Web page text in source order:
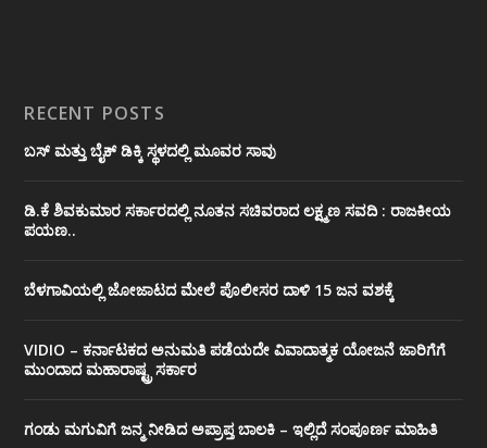
RECENT POSTS
ಬಸ್ ಮತ್ತು ಬೈಕ್ ಡಿಕ್ಕಿ ಸ್ಥಳದಲ್ಲಿ ಮೂವರ ಸಾವು
ಡಿ.ಕೆ ಶಿವಕುಮಾರ ಸರ್ಕಾರದಲ್ಲಿ ನೂತನ ಸಚಿವರಾದ ಲಕ್ಷ್ಮಣ ಸವದಿ : ರಾಜಕೀಯ
ಪಯಣ..
ಬೆಳಗಾವಿಯಲ್ಲಿ ಜೋಜಾಟದ ಮೇಲೆ ಪೊಲೀಸರ ದಾಳಿ 15 ಜನ ವಶಕ್ಕೆ
VIDIO – ಕರ್ನಾಟಕದ ಅನುಮತಿ ಪಡೆಯದೇ ವಿವಾದಾತ್ಮಕ ಯೋಜನೆ ಜಾರಿಗೆಗೆ
ಮುಂದಾದ ಮಹಾರಾಷ್ಟ್ರ ಸರ್ಕಾರ
ಗಂಡು ಮಗುವಿಗೆ ಜನ್ಮ ನೀಡಿದ ಅಪ್ರಾಪ್ತ ಬಾಲಕಿ – ಇಲ್ಲಿದೆ ಸಂಪೂರ್ಣ ಮಾಹಿತಿ